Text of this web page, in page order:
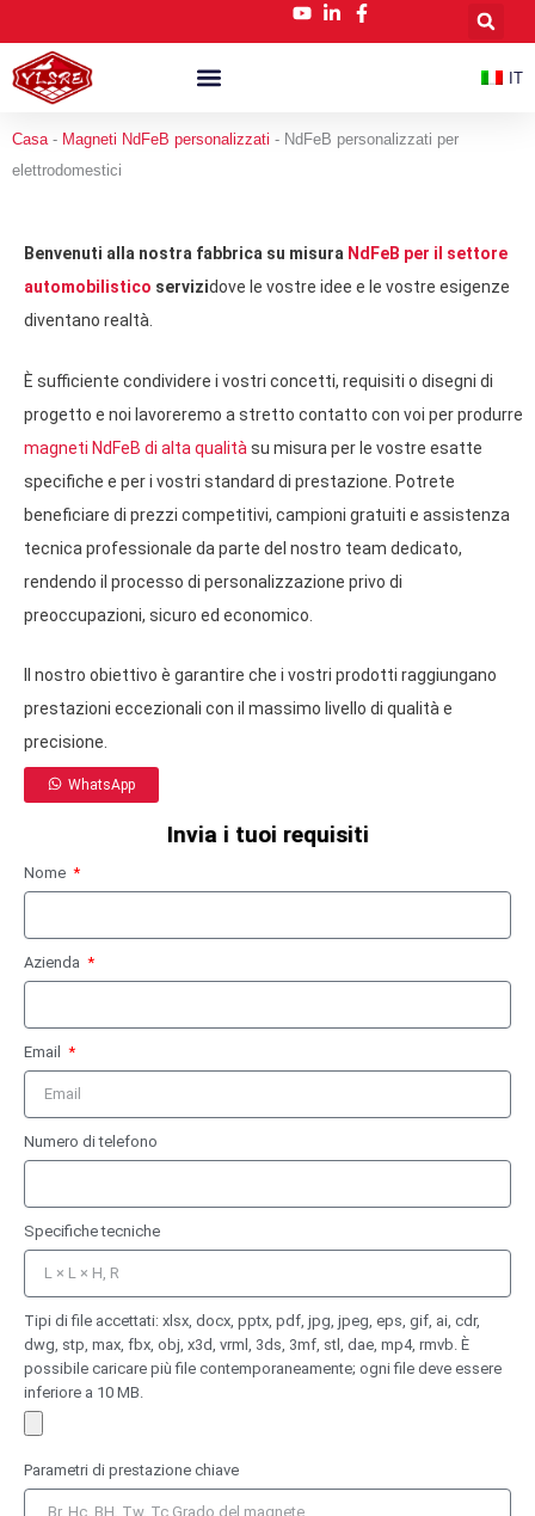
contenuto
IT
Casa - Magneti NdFeB personalizzati - NdFeB personalizzati per
elettrodomestici
Benvenuti alla nostra fabbrica su misura NdFeB per il settore
automobilistico servizidove le vostre idee e le vostre esigenze
diventano realtà.
È sufficiente condividere i vostri concetti, requisiti o disegni di
progetto e noi lavoreremo a stretto contatto con voi per produrre
magneti NdFeB di alta qualità su misura per le vostre esatte
specifiche e per i vostri standard di prestazione. Potrete
beneficiare di prezzi competitivi, campioni gratuiti e assistenza
tecnica professionale da parte del nostro team dedicato,
rendendo il processo di personalizzazione privo di
preoccupazioni, sicuro ed economico.
Il nostro obiettivo è garantire che i vostri prodotti raggiungano
prestazioni eccezionali con il massimo livello di qualità e
precisione.
WhatsApp
Invia i tuoi requisiti
Nome
Azienda
Email
Numero di telefono
Specifiche tecniche
Tipi di file accettati: xlsx, docx, pptx, pdf, jpg, jpeg, eps, gif, ai, cdr,
dwg, stp, max, fbx, obj, x3d, vrml, 3ds, 3mf, stl, dae, mp4, rmvb. È
possibile caricare più file contemporaneamente; ogni file deve essere
inferiore a 10 MB.
Parametri di prestazione chiave